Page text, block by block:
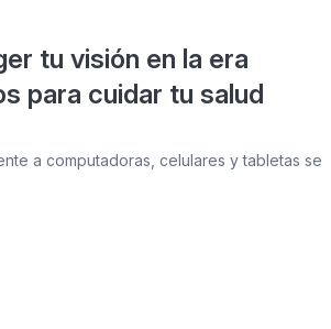
tu visión en la era
para cuidar tu salud
a computadoras, celulares y tabletas se